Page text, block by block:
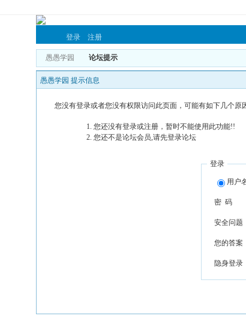
登录 注册
愚愚学园 论坛提示
愚愚学园 提示信息
您没有登录或者您没有权限访问此页面，可能有如下几个原
您还没有登录或注册，暂时不能使用此功能!!
您还不是论坛会员,请先登录论坛
登录
用户
密 码
安全问题
您的答案
隐身登录